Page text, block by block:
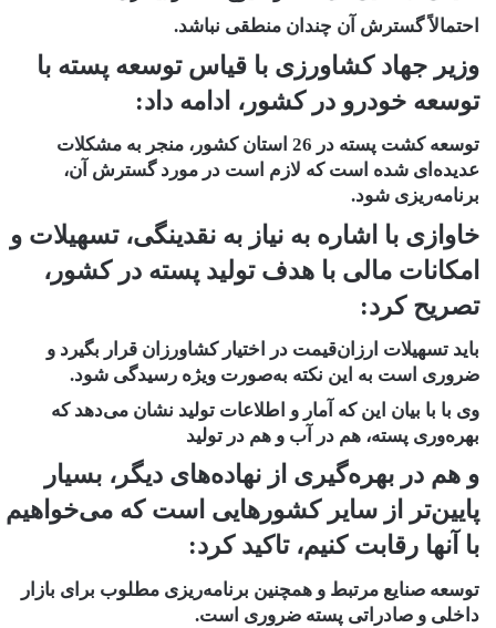
احتمالاً گسترش آن چندان منطقی نباشد.
وزیر جهاد کشاورزی با قیاس توسعه پسته با
توسعه خودرو در کشور‏، ادامه داد:
توسعه کشت پسته در 26 استان کشور، منجر به مشکلات
عدیده‌ای شده است که لازم است در مورد گسترش آن،
برنامه‌ریزی شود.
خاوازی با اشاره به نیاز به نقدینگی، تسهیلات و
امکانات مالی با هدف تولید پسته در کشور،
تصریح کرد:
باید تسهیلات ارزان‌قیمت در اختیار کشاورزان قرار بگیرد و
ضروری است به این نکته به‌صورت ویژه رسیدگی شود.
وی با با بیان این که آمار و اطلاعات تولید نشان می‌دهد که
بهره‌وری پسته، هم در آب و هم در تولید
و هم در بهره‌گیری از نهاده‌های دیگر، بسیار
پایین‌تر از سایر کشورهایی است که می‌خواهیم
با آنها رقابت کنیم، تاکید کرد:
توسعه صنایع مرتبط و همچنین برنامه‌ریزی مطلوب برای بازار
داخلی و صادراتی پسته ضروری است.